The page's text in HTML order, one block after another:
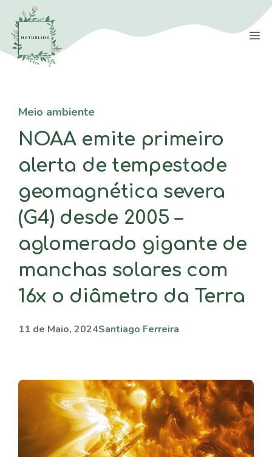
Saltar
para
conteúdo
Meio ambiente
NOAA emite primeiro
alerta de tempestade
geomagnética severa
(G4) desde 2005 –
aglomerado gigante de
manchas solares com
16x o diâmetro da Terra
11 de Maio, 2024Santiago Ferreira